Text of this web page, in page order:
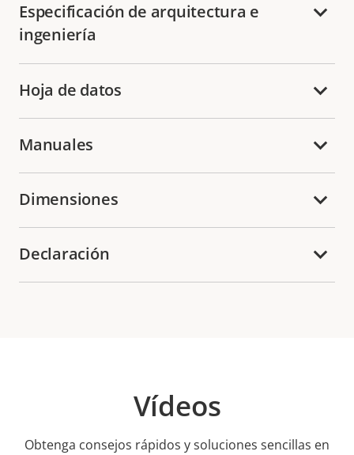
Especificación de arquitectura e
ingeniería
Hoja de datos
Manuales
Dimensiones
Declaración
Vídeos
Obtenga consejos rápidos y soluciones sencillas en